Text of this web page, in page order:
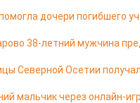
дочери погибшего
38-летний мужчина
Северной Осетии
мальчик через онлайн-